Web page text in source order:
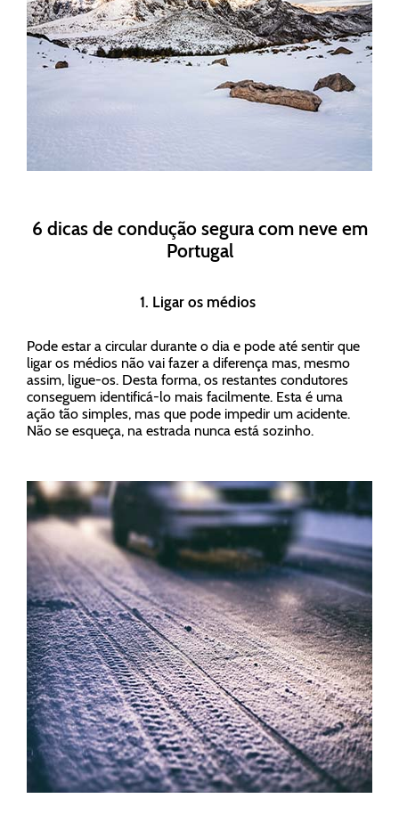
6 dicas de condução segura com neve em
Portugal
1. Ligar os médios
Pode estar a circular durante o dia e pode até sentir que
ligar os médios não vai fazer a diferença mas, mesmo
assim, ligue-os. Desta forma, os restantes condutores
conseguem identificá-lo mais facilmente. Esta é uma
ação tão simples, mas que pode impedir um acidente.
Não se esqueça, na estrada nunca está sozinho.